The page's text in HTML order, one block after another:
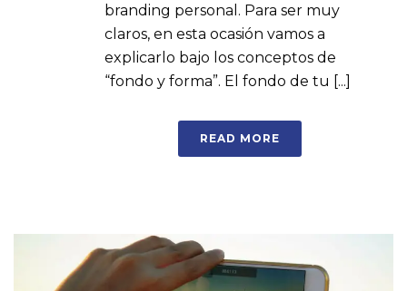
branding personal. Para ser muy
claros, en esta ocasión vamos a
explicarlo bajo los conceptos de
“fondo y forma”. El fondo de tu [...]
READ MORE